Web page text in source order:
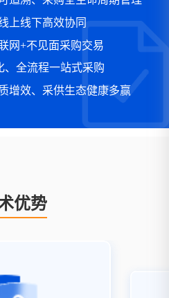
上线下高效协同
网+不见面采购交易
、全流程一站式采购
增效、采供生态健康多赢
优势